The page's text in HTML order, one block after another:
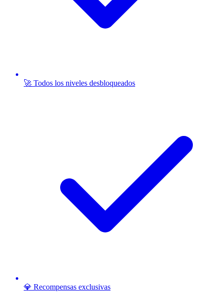
🚀 Todos los niveles desbloqueados
💎 Recompensas exclusivas